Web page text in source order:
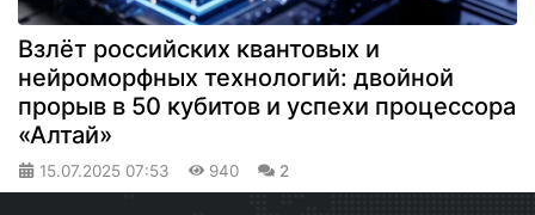
Взлёт российских квантовых и
нейроморфных технологий: двойной
прорыв в 50 кубитов и успехи процессора
«Алтай»
15.07.2025 07:53 940 2